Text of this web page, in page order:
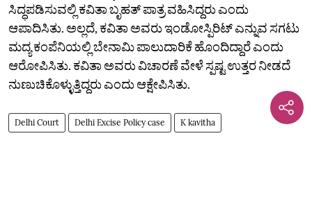
ಸಿದ್ಧಪಡಿಸುವಲ್ಲಿ ಕವಿತಾ ಬೃಹತ್‌ ಪಾತ್ರ ವಹಿಸಿದ್ದರು ಎಂದು
ಆಪಾದಿಸಿತು. ಅಲ್ಲದೆ, ಕವಿತಾ ಅವರು ಇಂಡೋಸ್ಪಿರಿಟ್‌ ಎನ್ನುವ ಸಗಟು
ಮದ್ಯ ಕಂಪೆನಿಯಲ್ಲಿ ಬೇನಾಮಿ ಪಾಲುದಾರಿಕೆ ಹೊಂದಿದ್ದಾರೆ ಎಂದು
ಆರೋಪಿಸಿತು. ಕವಿತಾ ಅವರು ವಿಚಾರಣೆ ವೇಳೆ ಸ್ಪಷ್ಟ ಉತ್ತರ ನೀಡದೆ
ನುಣುಚಿಕೊಳ್ಳುತ್ತಿದ್ದರು ಎಂದು ಆಕ್ಷೇಪಿಸಿತು.
Delhi Court Delhi Excise Policy case K kavitha